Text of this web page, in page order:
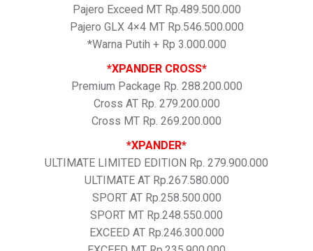
Pajero Exceed MT Rp.489.500.000
Pajero GLX 4×4 MT Rp.546.500.000
*Warna Putih + Rp 3.000.000
*XPANDER CROSS*
Premium Package Rp. 288.200.000
Cross AT Rp. 279.200.000
Cross MT Rp. 269.200.000
*XPANDER*
ULTIMATE LIMITED EDITION Rp. 279.900.000
ULTIMATE AT Rp.267.580.000
SPORT AT Rp.258.500.000
SPORT MT Rp.248.550.000
EXCEED AT Rp.246.300.000